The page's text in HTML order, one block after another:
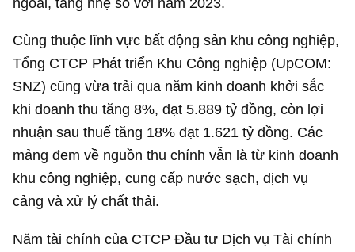
Cùng thuộc lĩnh vực bất động sản khu công nghiệp,
Tổng CTCP Phát triển Khu Công nghiệp (UpCOM:
SNZ) cũng vừa trải qua năm kinh doanh khởi sắc
khi doanh thu tăng 8%, đạt5.889 tỷ đồng, còn lợi
nhuận sau thuế tăng 18% đạt 1.621 tỷ đồng. Các
mảng đem về nguồn thu chính vẫn là từ kinh doanh
khu công nghiệp, cung cấp nước sạch, dịch vụ
cảng và xử lý chất thải.
Năm tài chính của CTCP Đầu tư Dịch vụ Tài chính